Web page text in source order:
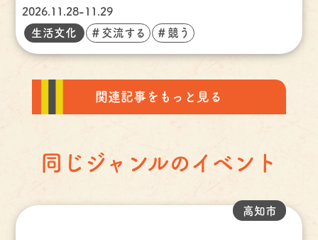
2026.11.28-11.29
生活文化 ＃交流する ＃競う
関連記事をもっと見る
同じジャンルのイベント
高知市